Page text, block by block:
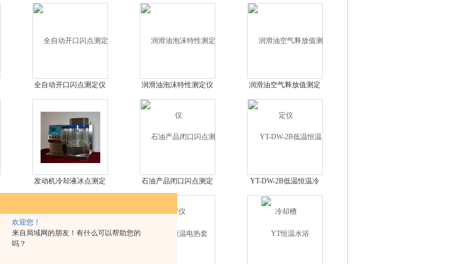
欢迎您！
来自局域网的朋友！有什么可以帮助您的
吗？
全自动开口闪点测定仪 润滑油泡沫特性测定仪
润滑油空气释放值测定
发动机冷却液冰点测定
仪
石油产品闭口闪点测定
仪
YT-DW-2B低温恒温冷